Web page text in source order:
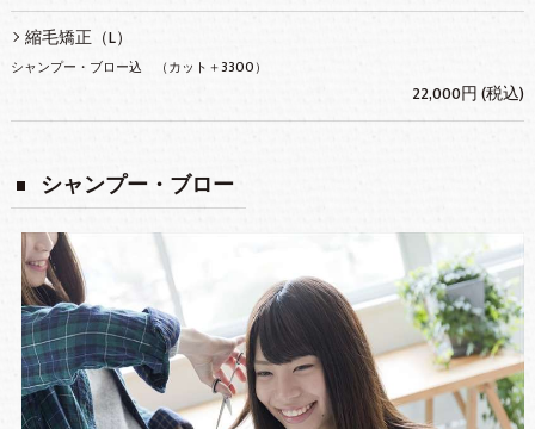
縮毛矯正（L）
シャンプー・ブロー込 （カット＋3300）
22,000円 (税込)
シャンプー・ブロー